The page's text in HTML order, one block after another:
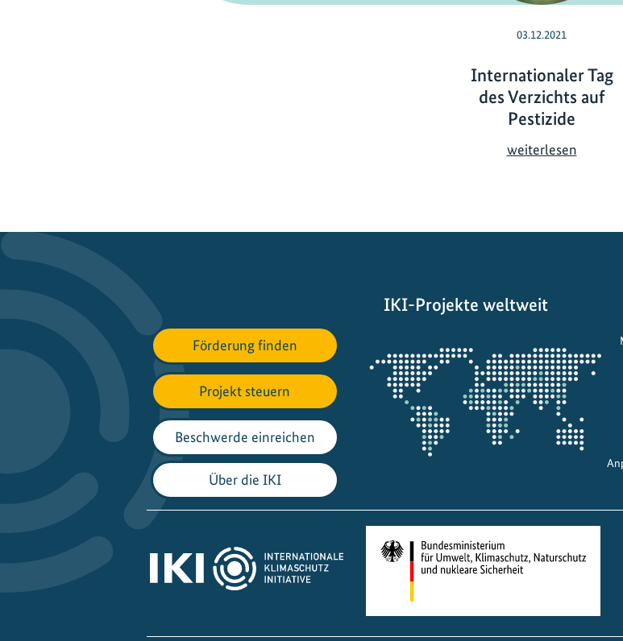
03.12.2021
Internationaler Tag
des Verzichts auf
Pestizide
weiterlesenI
r
n
a
r
T
d
e
s
Förderung finden
Projekt steuern
Beschwerde einreichen
Über die IKI
IKI-Projekte weltweit
Projektkarte